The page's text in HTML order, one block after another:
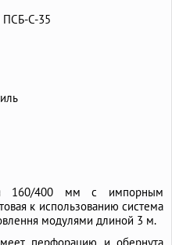
ПСБ-С-35
160/400 мм с импорным
к использованию система
модулями длиной 3 м.